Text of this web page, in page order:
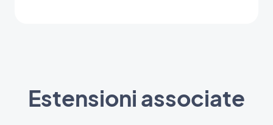
Estensioni associate